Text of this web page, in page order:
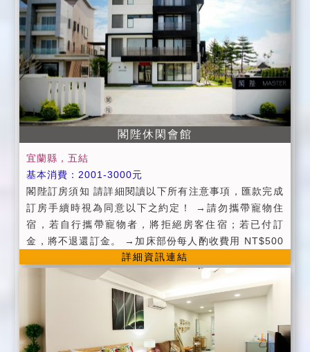
如會更晚抵達請事先通知。 ■廚房恕不外借 (包棟除外),
若有取用廚房用品，請於使用後，幫忙洗潔瀝乾或歸回
原位。 ■入住時，請記得出示您的國民身份證或其他證
明文件以便我們辦理登記。 ■為確保住宿客人及民宿主
人的生活隱私，不開放參觀。 ■請依照訂房約定人數前
來，若超過約定人數入住，水舞間有權利拒絕入住並沒
收訂金。 ■為了健康及安全，全館禁菸 (包含浴室)，如
有需要請至戶外/露台/陽台. ■主棟請勿攜帶寵物，若發
現水舞間有權拒絕住宿，且不退還訂金，請見諒。 (若
有，麻煩帶到專屬於牠們的寵物旅店住宿) ■安全及環保
考量， 水舞間全面禁止烤肉。 ■為維護安寧, 公共區域
(庭院、客廳...)請於9:30PM後，禁止喧嘩。 ■停車場免
費供旅客使用，不負保管之責，貴重物品請自行妥善保
管，若遺失/破壞，無法歸咎，請諒解。 ■勿留小孩單獨
在水舞間所有陽台/露台/庭院，請家長隨行，並多加注意
自身及小朋友的安全。
閣陛休閑會館
宜蘭縣，五結
基本消費：2001-3000元
閣陛訂房須知 請詳細閱讀以下所有注意事項，匯款完成
訂房手續時視為同意以下之約定！ →請勿攜帶寵物住
宿，若自行攜帶寵物者，將拒絕房客住宿；若已付訂
金，將不退還訂金。 →加床部份每人酌收費用 NT$500
元 ( 含早餐、盥洗用品被與枕 ) 訂房時請告知確認人
數，請您務必遵守依訂房人數住宿，如有超住人數本民
宿有權拒絕房客入住，並收取 50% 房費作為留房至當日
之損失。 →若旅客於入住臨時取消已訂妥之加床，視為
旅客自願放棄加床服務且不得要求退費及任何補償。 →
為維持住房品質，本民宿客房內嚴禁吸菸；嚴禁酗酒及
詳細資訊連結